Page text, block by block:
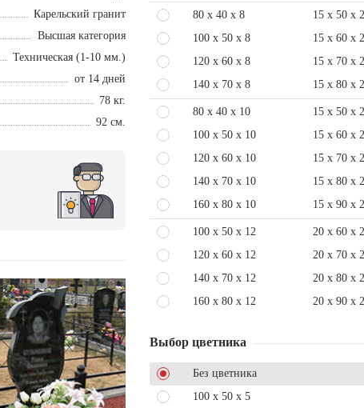
Карельский гранит
Высшая категория
Техническая (1-10 мм.)
от 14 дней
78 кг.
92 см.
80 x 40 x 8 15 x 50 x
100 x 50 x 8
15 x 60 x
120 x 60 x 8
15 x 70 x
140 x 70 x 8
15 x 80 x
80 x 40 x 10 15 x 50 x
100 x 50 x 10
15 x 60 x
120 x 60 x 10
15 x 70 x
140 x 70 x 10
15 x 80 x
160 x 80 x 10
15 x 90 x
100 x 50 x 12 20 x 60 x
120 x 60 x 12
20 x 70 x
140 x 70 x 12
20 x 80 x
160 x 80 x 12
20 x 90 x
Выбор цветника
Без цветника
100 x 50 x 5